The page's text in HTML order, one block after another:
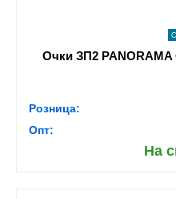
Очки ЗП2
Розница:
Опт:
На